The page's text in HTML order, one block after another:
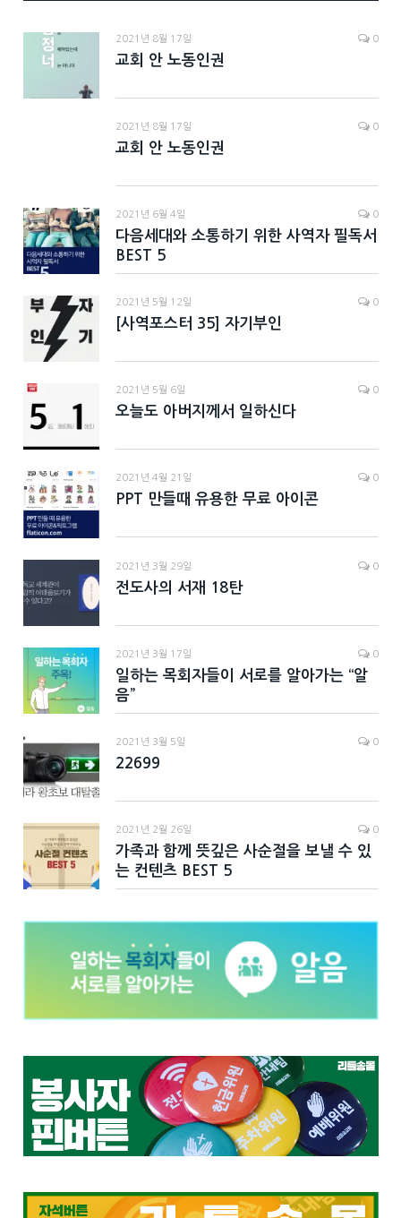
2021년 8월 17일 0
교회 안 노동인권
2021년 8월 17일 0
교회 안 노동인권
2021년 6월 4일 0
다음세대와 소통하기 위한 사역자 필독서
BEST 5
2021년 5월 12일 0
[사역포스터 35] 자기부인
2021년 5월 6일 0
오늘도 아버지께서 일하신다
2021년 4월 21일 0
PPT 만들때 유용한 무료 아이콘
2021년 3월 29일 0
전도사의 서재 18탄
2021년 3월 17일 0
일하는 목회자들이 서로를 알아가는 “알
음”
2021년 3월 5일 0
22699
2021년 2월 26일 0
가족과 함께 뜻깊은 사순절을 보낼 수 있
는 컨텐츠 BEST 5